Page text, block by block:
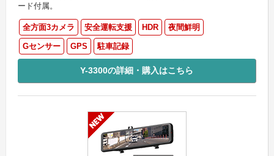
ード付属。
全方面3カメラ 安全運転支援 HDR 夜間鮮明
Gセンサー GPS 駐車記録
Y-3300の詳細・購入はこちら